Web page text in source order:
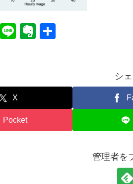
E
Li
E
e
シ
X
Pocket
管理者を